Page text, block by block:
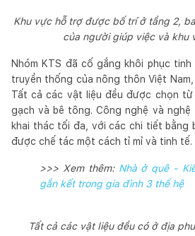
Khu vực hỗ trợ được bố trí ở tầng 2,
của người giúp việc và khu
Nhóm KTS đã cố gắng khôi phục
truyền thống của nông thôn Việt
Tất cả các vật liệu đều được chọn
gạch và bê tông. Công nghệ và
khai thác tối đa, với các chi tiết bằng
được chế tác một cách tỉ mỉ và tinh tế.
>>> Xem thêm: Nhà ở quê -
gắn kết trong gia đình 3 thế hệ
Tất cả các vật liệu đều có ở địa